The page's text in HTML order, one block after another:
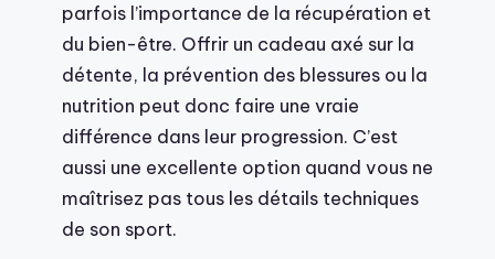
parfois l’importance de la récupération et
du bien-être. Offrir un cadeau axé sur la
détente, la prévention des blessures ou la
nutrition peut donc faire une vraie
différence dans leur progression. C’est
aussi une excellente option quand vous ne
maîtrisez pas tous les détails techniques
de son sport.